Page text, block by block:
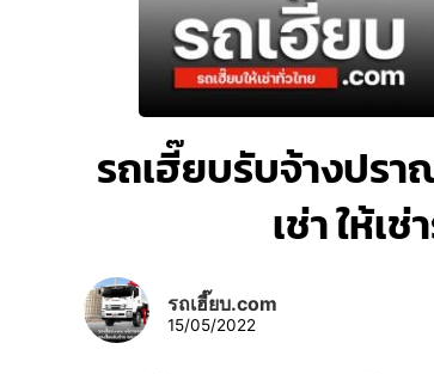
รถเฮี๊ยบรับจ้างปรา
เช่า ให้เ
รถเฮี๊ยบ.com
15/05/2022